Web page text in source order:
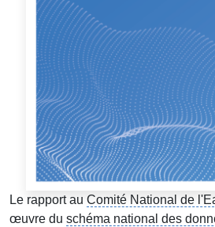
Le rapport au Comité National de
œuvre du schéma national des